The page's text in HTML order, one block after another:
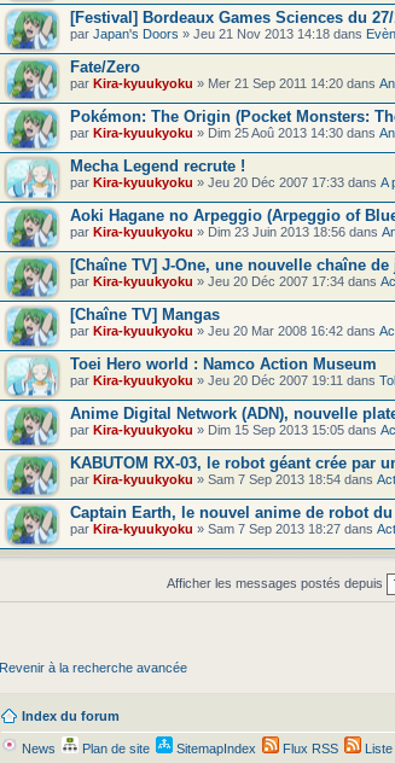
[Festival] Bordeaux Games Sciences du
par Japan's Doors » Jeu 21 Nov 2013 14:18 dans
Fate/Zero
par Kira-kyuukyoku » Mer 21 Sep 2011 14:20 dans
Pokémon: The Origin (Pocket Monsters:
par Kira-kyuukyoku » Dim 25 Aoû 2013 14:30 dans
Mecha Legend recrute !
par Kira-kyuukyoku » Jeu 20 Déc 2007 17:33 dans A
Aoki Hagane no Arpeggio (Arpeggio of
par Kira-kyuukyoku » Dim 23 Juin 2013 18:56 dans
[Chaîne TV] J-One, une nouvelle chaîne de
par Kira-kyuukyoku » Jeu 20 Déc 2007 17:34 dans
[Chaîne TV] Mangas
par Kira-kyuukyoku » Jeu 20 Mar 2008 16:42 dans
Toei Hero world : Namco Action Museum
par Kira-kyuukyoku » Jeu 20 Déc 2007 19:11 dans
Anime Digital Network (ADN), nouvelle
par Kira-kyuukyoku » Dim 15 Sep 2013 15:05 dans
KABUTOM RX-03, le robot géant crée par
par Kira-kyuukyoku » Sam 7 Sep 2013 18:54 dans
Captain Earth, le nouvel anime de robot
par Kira-kyuukyoku » Sam 7 Sep 2013 18:27 dans
Afficher les messages postés depuis
Revenir à la recherche avancée
Index du forum
News Plan de site SitemapIndex Flux RSS